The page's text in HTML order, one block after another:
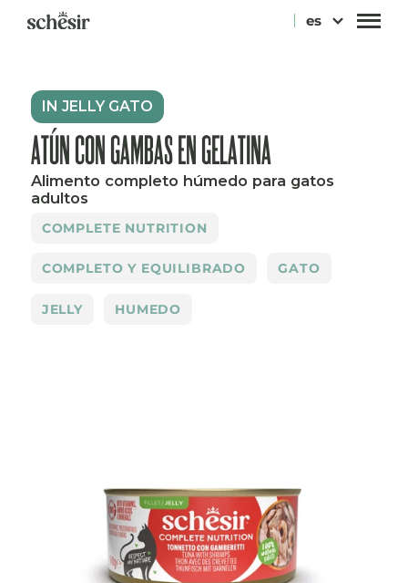
directamente
es
IN JELLY GATO
ATÚN CON GAMBAS EN GELATINA
Alimento completo húmedo para gatos
adultos
COMPLETE NUTRITION
COMPLETO Y EQUILIBRADO GATO
JELLY HUMEDO